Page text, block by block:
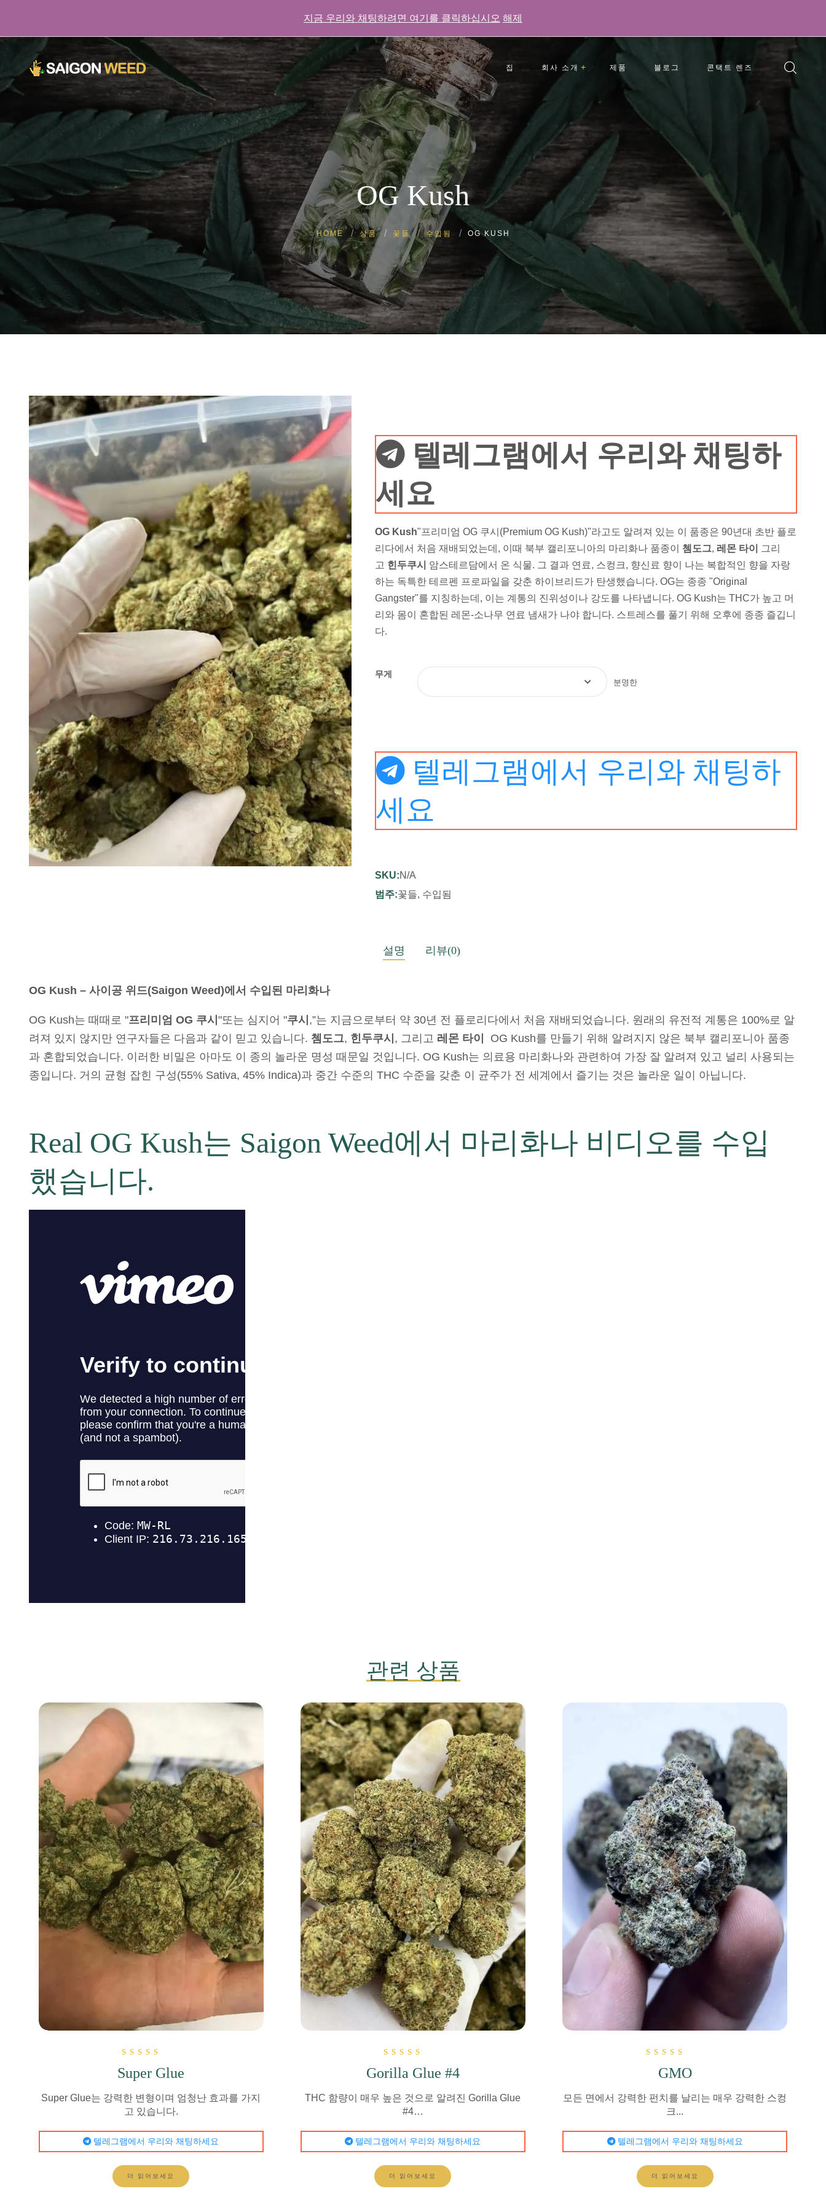
집 회사 소개
자주하는 질문
갤러리
제품 블로그 콘택트 렌즈
OG Kush
HOME 상품 꽃들 수입됨 OG KUSH
텔레그램에서 우리와 채팅하
세요
OG Kush"프리미엄 OG 쿠시(Premium OG Kush)"라고도 알려져 있는 이 품종은 90년대 초반 플로
리다에서 처음 재배되었는데, 이때 북부 캘리포니아의 마리화나 품종이 쳄도그, 레몬 타이
그리
고 힌두쿠시
암스테르담에서 온 식물. 그 결과 연료, 스컹크, 향신료 향이 나는 복합적인 향을 자랑
하는 독특한 테르펜 프로파일을 갖춘 하이브리드가 탄생했습니다. OG는 종종 "Original
Gangster"를 지칭하는데, 이는 계통의 진위성이나 강도를 나타냅니다. OG Kush는 THC가 높고 머
리와 몸이 혼합된 레몬-소나무 연료 냄새가 나야 합니다. 스트레스를 풀기 위해 오후에 종종 즐깁니
다.
무게
분명한
텔레그램에서 우리와 채팅하
세요
SKU:N/A
범주:꽃들, 수입됨
설명 리뷰(0)
OG Kush – 사이공 위드(Saigon Weed)에서 수입된 마리화나
OG Kush는 때때로 "프리미엄 OG 쿠시 "또는 심지어 "쿠시 ,”는 지금으로부터 약 30년 전 플로리다에서 처음 재배되었습니다. 원래의 유전적 계통은 100%로 알
려져 있지 않지만 연구자들은 다음과 같이 믿고 있습니다. 쳄도그, 힌두쿠시 , 그리고 레몬 타이
OG Kush를 만들기 위해 알려지지 않은 북부 캘리포니아 품종
과 혼합되었습니다. 이러한 비밀은 아마도 이 종의 놀라운 명성 때문일 것입니다. OG Kush는 의료용 마리화나와 관련하여 가장 잘 알려져 있고 널리 사용되는
종입니다. 거의 균형 잡힌 구성(55% Sativa, 45% Indica)과 중간 수준의 THC 수준을 갖춘 이 균주가 전 세계에서 즐기는 것은 놀라운 일이 아닙니다.
Real OG Kush는 Saigon Weed에서 마리화나 비디오를 수입
했습니다.
관련 상품
5.00
로 평가됨
Super Glue
Super Glue는 강력한 변형이며 엄청난 효과를 가지
고 있습니다.
텔레그램에서 우리와 채팅하세요
더 읽어보세요
5.00
로 평가됨
Gorilla Glue #4
THC 함량이 매우 높은 것으로 알려진 Gorilla Glue
#4…
텔레그램에서 우리와 채팅하세요
더 읽어보세요
5.00
로 평가됨
GMO
모든 면에서 강력한 펀치를 날리는 매우 강력한 스컹
크...
텔레그램에서 우리와 채팅하세요
더 읽어보세요
지금 우리와 채팅하려면 여기를 클릭하십시오 해제